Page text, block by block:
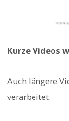
Kurze Videos
Auch längere
verarbeitet.